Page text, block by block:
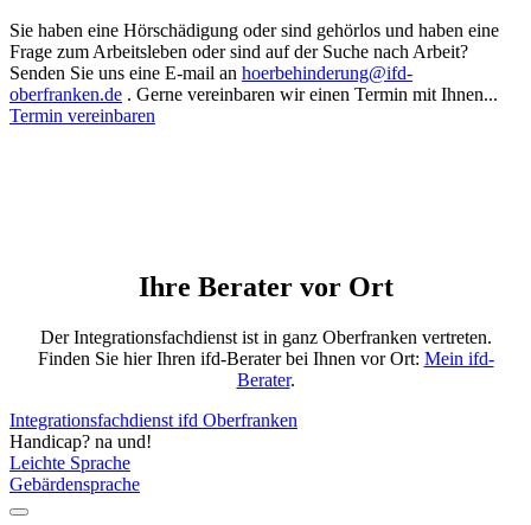
Sie haben eine Hörschädigung oder sind gehörlos und haben eine
Frage zum Arbeitsleben oder sind auf der Suche nach Arbeit?
Senden Sie uns eine E-mail an hoerbehinderung@ifd-
oberfranken.de . Gerne vereinbaren wir einen Termin mit Ihnen...
Termin vereinbaren
Ihre Berater vor Ort
Der Integrationsfachdienst ist in ganz Oberfranken vertreten.
Finden Sie hier Ihren ifd-Berater bei Ihnen vor Ort: Mein ifd-
Berater.
Integrationsfachdienst ifd Oberfranken
Handicap? na und!
Leichte Sprache
Gebärdensprache